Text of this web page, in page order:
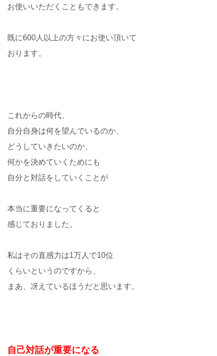
お使いいただくこともできます。
既に600人以上の方々にお使い頂いて
おります。
これからの時代、
自分自身は何を望んでいるのか、
どうしていきたいのか、
何かを決めていくためにも
自分と対話をしていくことが
本当に重要になってくると
感じておりました。
私はその直感力は1万人で10位
くらいというのですから、
まあ、冴えているほうだと思います。
自己対話が重要になる